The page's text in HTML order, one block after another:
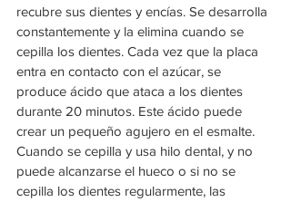
recubre sus dientes y encías. Se desarrolla
constantemente y la elimina cuando se
cepilla los dientes. Cada vez que la placa
entra en contacto con el azúcar, se
produce ácido que ataca a los dientes
durante 20 minutos. Este ácido puede
crear un pequeño agujero en el esmalte.
Cuando se cepilla y usa hilo dental, y no
puede alcanzarse el hueco o si no se
cepilla los dientes regularmente, las